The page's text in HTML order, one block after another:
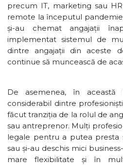
precum IT, marketing sau
remote la începutul
și-au chemat angajații
implementat sistemul de
dintre angajații din aceste
continue să muncească de
De asemenea, în această
considerabil dintre
făcut tranziția de la rolul de
sau antreprenor. Mulți
legale pentru a putea presta
sau și-au deschis mici
mare flexibilitate și în